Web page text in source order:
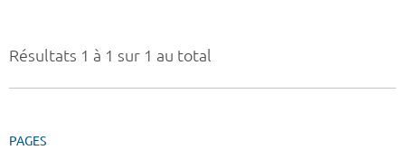
Résultats 1 à 1 sur 1 au total
PAGES